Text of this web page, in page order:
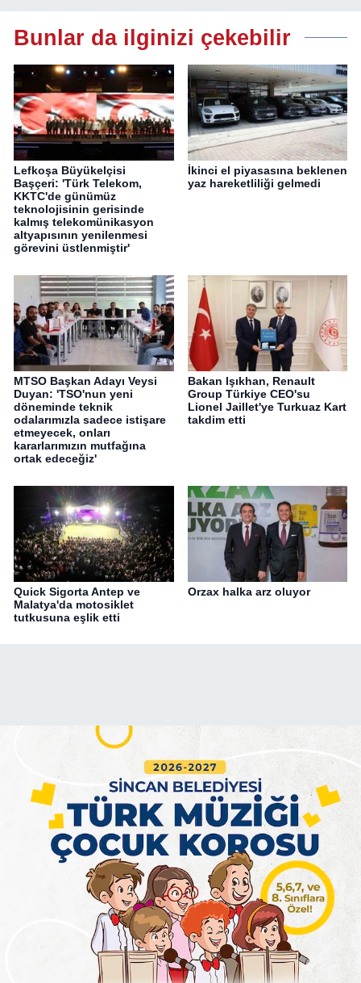
Bunlar da ilginizi çekebilir
Lefkoşa Büyükelçisi
Başçeri: 'Türk Telekom,
KKTC'de günümüz
teknolojisinin gerisinde
kalmış telekomünikasyon
altyapısının yenilenmesi
görevini üstlenmiştir'
İkinci el piyasasına beklenen
yaz hareketliliği gelmedi
MTSO Başkan Adayı Veysi
Duyan: 'TSO'nun yeni
döneminde teknik
odalarımızla sadece istişare
etmeyecek, onları
kararlarımızın mutfağına
ortak edeceğiz'
Bakan Işıkhan, Renault
Group Türkiye CEO'su
Lionel Jaillet'ye Turkuaz Kart
takdim etti
Quick Sigorta Antep ve
Malatya'da motosiklet
tutkusuna eşlik etti
Orzax halka arz oluyor